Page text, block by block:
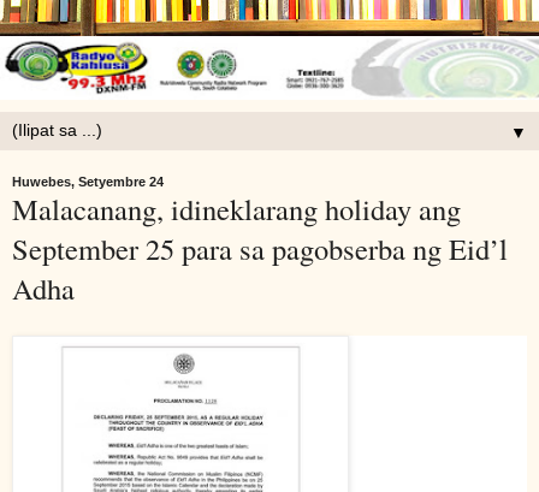
▼
Huwebes, Setyembre 24
Malacanang, idineklarang holiday ang
September 25 para sa pagobserba ng Eid’l
Adha